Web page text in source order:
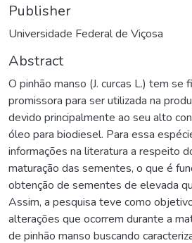
Publisher
Universidade Federal de Viçosa
Abstract
O pinhão manso (J. curcas L.) tem se
promissora para ser utilizada na
devido principalmente ao seu alto
óleo para biodiesel. Para essa
informações na literatura a respeito
maturação das sementes, o que é
obtenção de sementes de elevada
Assim, a pesquisa teve como
alterações que ocorrem durante a
de pinhão manso buscando